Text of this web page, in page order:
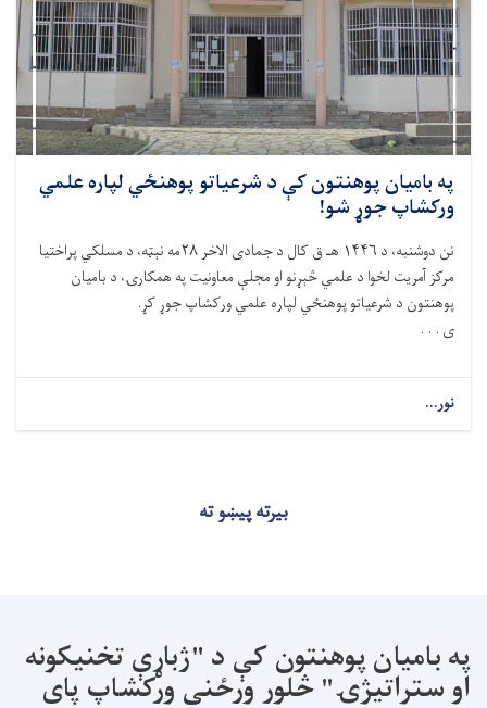
په بامیان پوهنتون کې د شرعیاتو پوهنځي لپاره علمي
ورکشاپ جوړ شو!
نن دوشنبه، د ۱۴۴۶ هـ ق کال د جمادی الاخر ۲۸مه نېټه، د مسلکي پراختیا
مرکز آمریت لخوا د علمي څېړنو او مجلې معاونیت په همکارۍ، د بامیان
پوهنتون د شرعیاتو پوهنځي لپاره علمي ورکشاپ جوړ کړ.
ی . . .
نور...
بیرته پیښو ته
په بامیان پوهنتون کې د "ژباړې تخنیکونه
او ستراتیژۍ" څلور ورځنی ورکشاپ پای